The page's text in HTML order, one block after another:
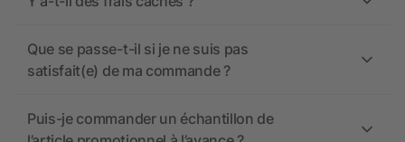
Que se passe-t-il si je ne suis pas
satisfait(e) de ma commande ?
Puis-je commander un échantillon de